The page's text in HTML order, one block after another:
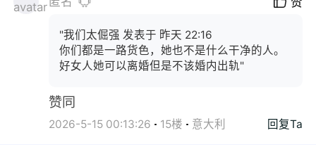
"我们太倔强 发表于 昨天 22:16
你们都是一路货色，她也不是什么干净的人。
好女人她可以离婚但是不该婚内出轨"
赞同
2026-5-15 00:13:26 15楼 意大利 回复Ta